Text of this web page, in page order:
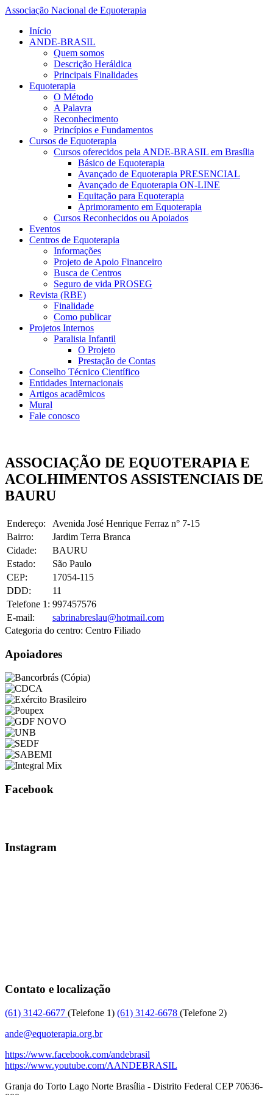
Associação Nacional de Equoterapia
Início
ANDE-BRASIL
Quem somos
Descrição Heráldica
Principais Finalidades
Equoterapia
O Método
A Palavra
Reconhecimento
Princípios e Fundamentos
Cursos de Equoterapia
Cursos oferecidos pela ANDE-BRASIL em Brasília
Básico de Equoterapia
Avançado de Equoterapia PRESENCIAL
Avançado de Equoterapia ON-LINE
Equitação para Equoterapia
Aprimoramento em Equoterapia
Cursos Reconhecidos ou Apoiados
Eventos
Centros de Equoterapia
Informações
Projeto de Apoio Financeiro
Busca de Centros
Seguro de vida PROSEG
Revista (RBE)
Finalidade
Como publicar
Projetos Internos
Paralisia Infantil
O Projeto
Prestação de Contas
Conselho Técnico Científico
Entidades Internacionais
Artigos acadêmicos
Mural
Fale conosco
ASSOCIAÇÃO DE EQUOTERAPIA E
ACOLHIMENTOS ASSISTENCIAIS DE
BAURU
Endereço:
Avenida José Henrique Ferraz n° 7-15
Bairro:
Jardim Terra Branca
Cidade:
BAURU
Estado:
São Paulo
CEP:
17054-115
DDD:
11
Telefone 1: 997457576
E-mail:
sabrinabreslau@hotmail.com
Categoria do centro: Centro Filiado
Apoiadores
Facebook
Instagram
Contato e localização
(61) 3142-6677 (Telefone 1) (61) 3142-6678 (Telefone 2)
ande@equoterapia.org.br
https://www.facebook.com/andebrasil
https://www.youtube.com/AANDEBRASIL
Granja do Torto Lago Norte Brasília - Distrito Federal CEP 70636-